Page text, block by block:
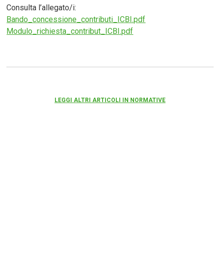
Consulta l’allegato/i:
Bando_concessione_contributi_ICBI.pdf
Modulo_richiesta_contribut_ICBI.pdf
LEGGI ALTRI ARTICOLI IN NORMATIVE